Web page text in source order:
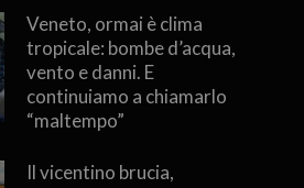
Veneto, ormai è clima
tropicale: bombe d’acqua,
vento e danni. E
continuiamo a chiamarlo
“maltempo”
Il vicentino brucia,